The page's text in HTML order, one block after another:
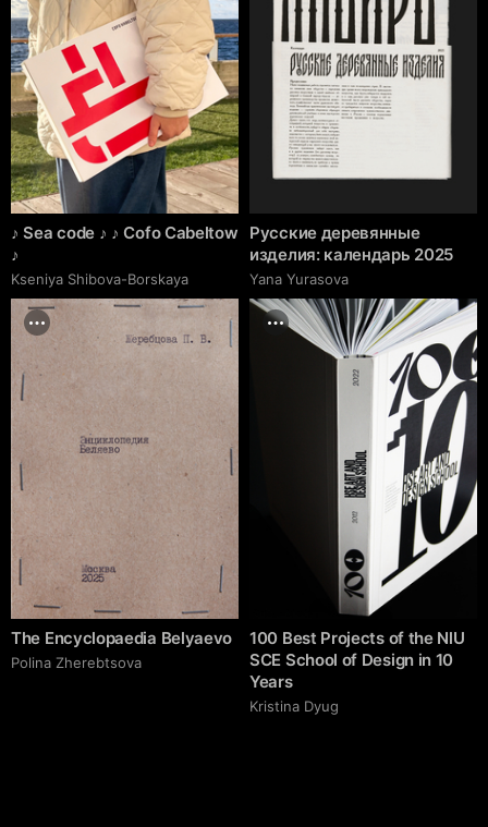
♪ Sea code ♪ ♪ Cofo Cabeltow
♪
Kseniya Shibova-Borskaya
Русские деревянные
изделия: календарь 2025
Yana Yurasova
The Encyclopaedia Belyaevo
Polina Zherebtsova
100 Best Projects of the NlU
SCE School of Design in 10
Years
Kristina Dyug